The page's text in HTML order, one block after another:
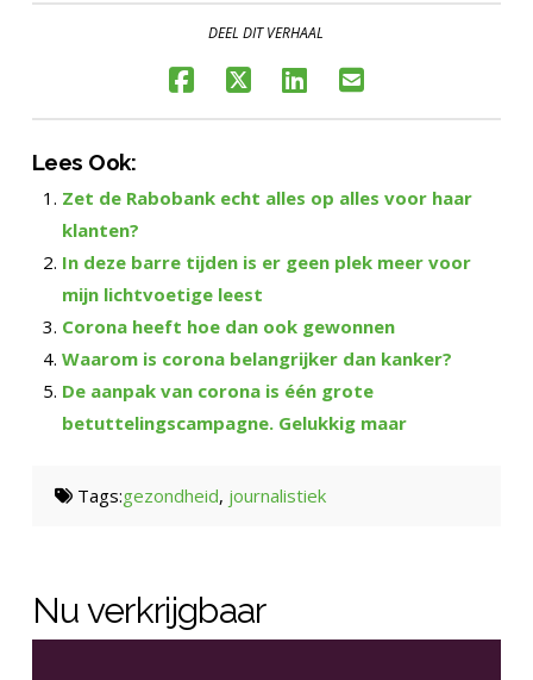
DEEL DIT VERHAAL
Lees Ook:
Zet de Rabobank echt alles op alles voor haar
klanten?
In deze barre tijden is er geen plek meer voor
mijn lichtvoetige leest
Corona heeft hoe dan ook gewonnen
Waarom is corona belangrijker dan kanker?
De aanpak van corona is één grote
betuttelingscampagne. Gelukkig maar
Tags:gezondheid, journalistiek
Nu verkrijgbaar